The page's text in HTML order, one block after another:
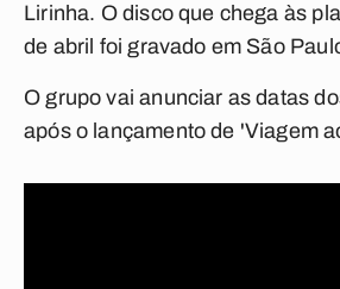
Lirinha. O disco que chega às
de abril foi gravado em São
O grupo vai anunciar as datas
após o lançamento de 'Viagem